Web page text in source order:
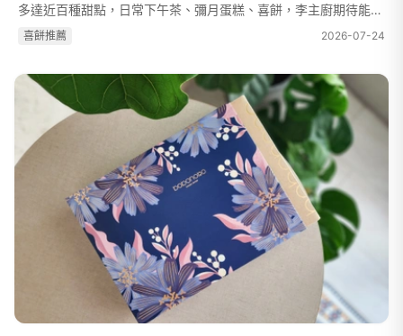
多達近百種甜點，日常下午茶、彌月蛋糕、喜餅，李主廚期待能讓
法式甜點走入大家的生活中。『一生的陪伴是法朋對客人的浪漫，
喜餅推薦 2026-07-24